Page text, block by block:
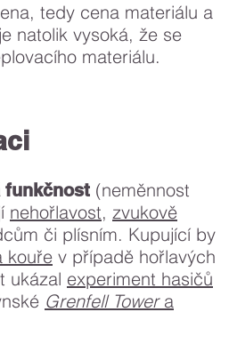
tedy cena materiálu a
natolik vysoká, že se
materiálu.
funkčnost (neměnnost
nehořlavost, zvukově
či plísním. Kupující by
kouře v případě hořlavých
ukázal experiment hasičů
Grenfell Towera